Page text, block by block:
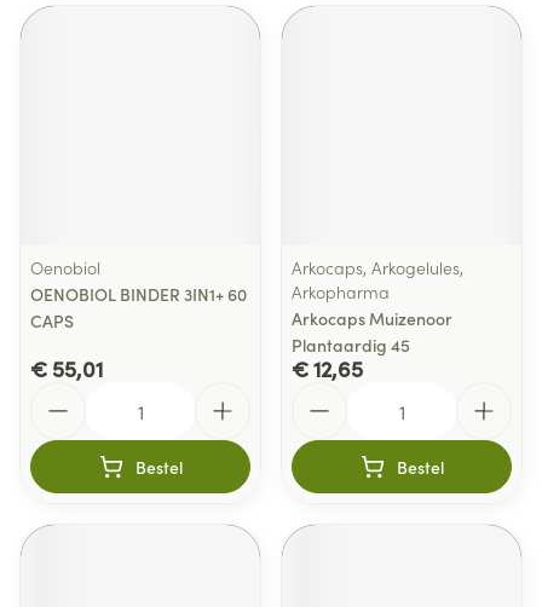
Oenobiol
OENOBIOL BINDER 3IN1+ 60
CAPS
€ 55,01
Bestel
Arkocaps, Arkogelules,
Arkopharma
Arkocaps Muizenoor
Plantaardig 45
€ 12,65
Bestel